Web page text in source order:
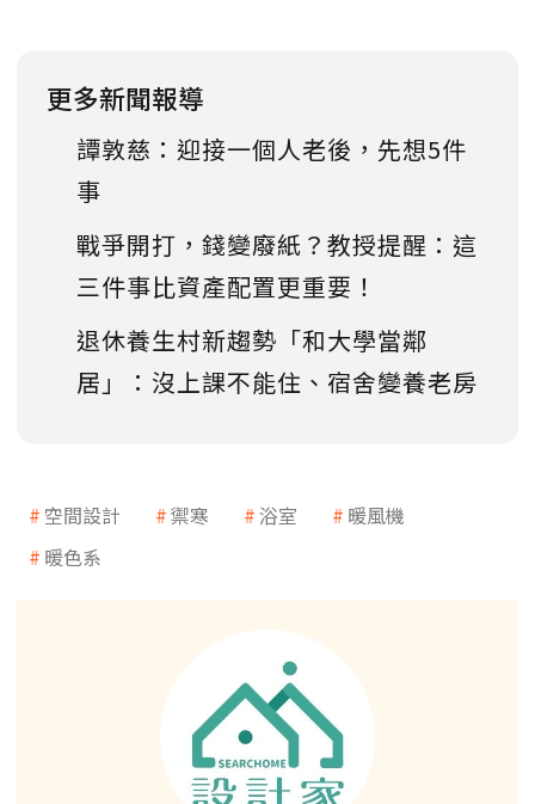
更多新聞報導
譚敦慈：迎接一個人老後，先想5件
事
戰爭開打，錢變廢紙？教授提醒：這
三件事比資產配置更重要！
退休養生村新趨勢「和大學當鄰
居」：沒上課不能住、宿舍變養老房
空間設計 禦寒 浴室
暖風機
暖色系